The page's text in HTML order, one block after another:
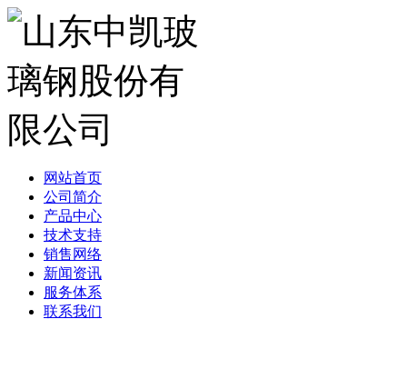
网站首页
公司简介
产品中心
技术支持
销售网络
新闻资讯
服务体系
联系我们